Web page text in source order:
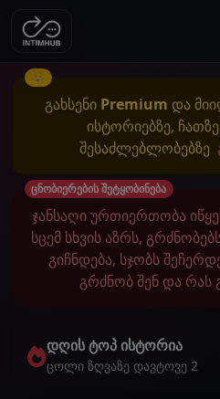
👑
გახსენი Premium და
ისტორიებზე,
შესაძლებლობებზე
ცნობიერების შეტყობინება
ჯანსაღი ურთიერთობა
სცემ სხვის აზრს,
გიჩნდება, სჯობს
გრძნობ შენ და რას
დღის ტოპ ისტორია
ცოლი ზღვაზე დავტოვე 2